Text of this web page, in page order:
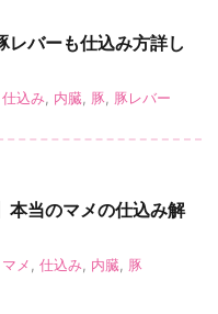
レバーも仕込み方詳し
仕込み 内臓 豚 豚レバー
本当のマメの仕込み解
マメ 仕込み 内臓 豚